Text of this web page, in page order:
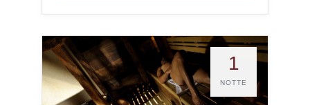
1
NOTTE